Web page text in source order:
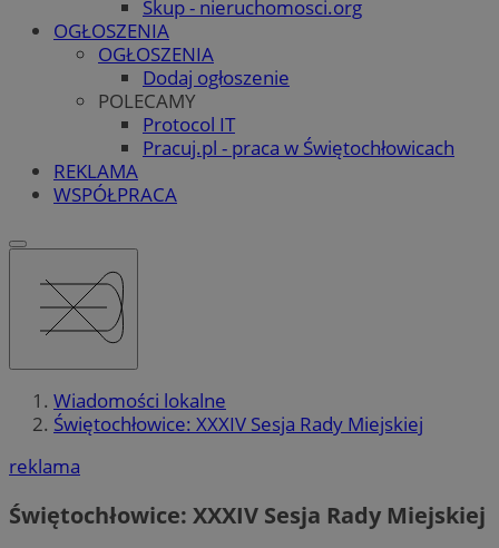
Skup - nieruchomosci.org
OGŁOSZENIA
OGŁOSZENIA
Dodaj ogłoszenie
POLECAMY
Protocol IT
Pracuj.pl - praca w Świętochłowicach
REKLAMA
WSPÓŁPRACA
Wiadomości lokalne
Świętochłowice: XXXIV Sesja Rady Miejskiej
reklama
Świętochłowice: XXXIV Sesja Rady Miejskiej